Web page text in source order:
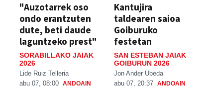
"Auzotarrek oso
ondo erantzuten
dute, beti daude
laguntzeko prest"
SORABILLAKO JAIAK
2026
Lide Ruiz Telleria
abu 07, 08:00 ANDOAIN
Kantujira
taldearen saioa
Goiburuko
festetan
SAN ESTEBAN JAIAK
GOIBURUN 2026
Jon Ander Ubeda
abu 07, 20:37 ANDOAIN